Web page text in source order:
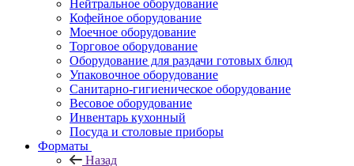
Нейтральное оборудование
Кофейное оборудование
Моечное оборудование
Торговое оборудование
Оборудование для раздачи готовых блюд
Упаковочное оборудование
Санитарно-гигиеническое оборудование
Весовое оборудование
Инвентарь кухонный
Посуда и столовые приборы
Форматы
Назад